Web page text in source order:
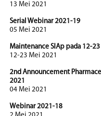
13 Mei 2021
Serial Webinar 2021-19
05 Mei 2021
Maintenance SIAp pada 12-
12-23 Mei 2021
2nd Announcement
2021
04 Mei 2021
Webinar 2021-18